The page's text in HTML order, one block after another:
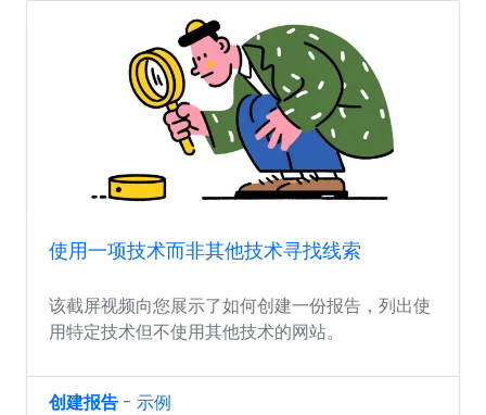
使用一项技术而非其他技术寻找线索
该截屏视频向您展示了如何创建一份报告，列出使
用特定技术但不使用其他技术的网站。
创建报告 - 示例